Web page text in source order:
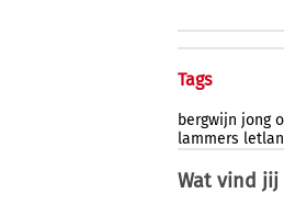
Tags
bergwijn jong
lammers
Wat vind jij